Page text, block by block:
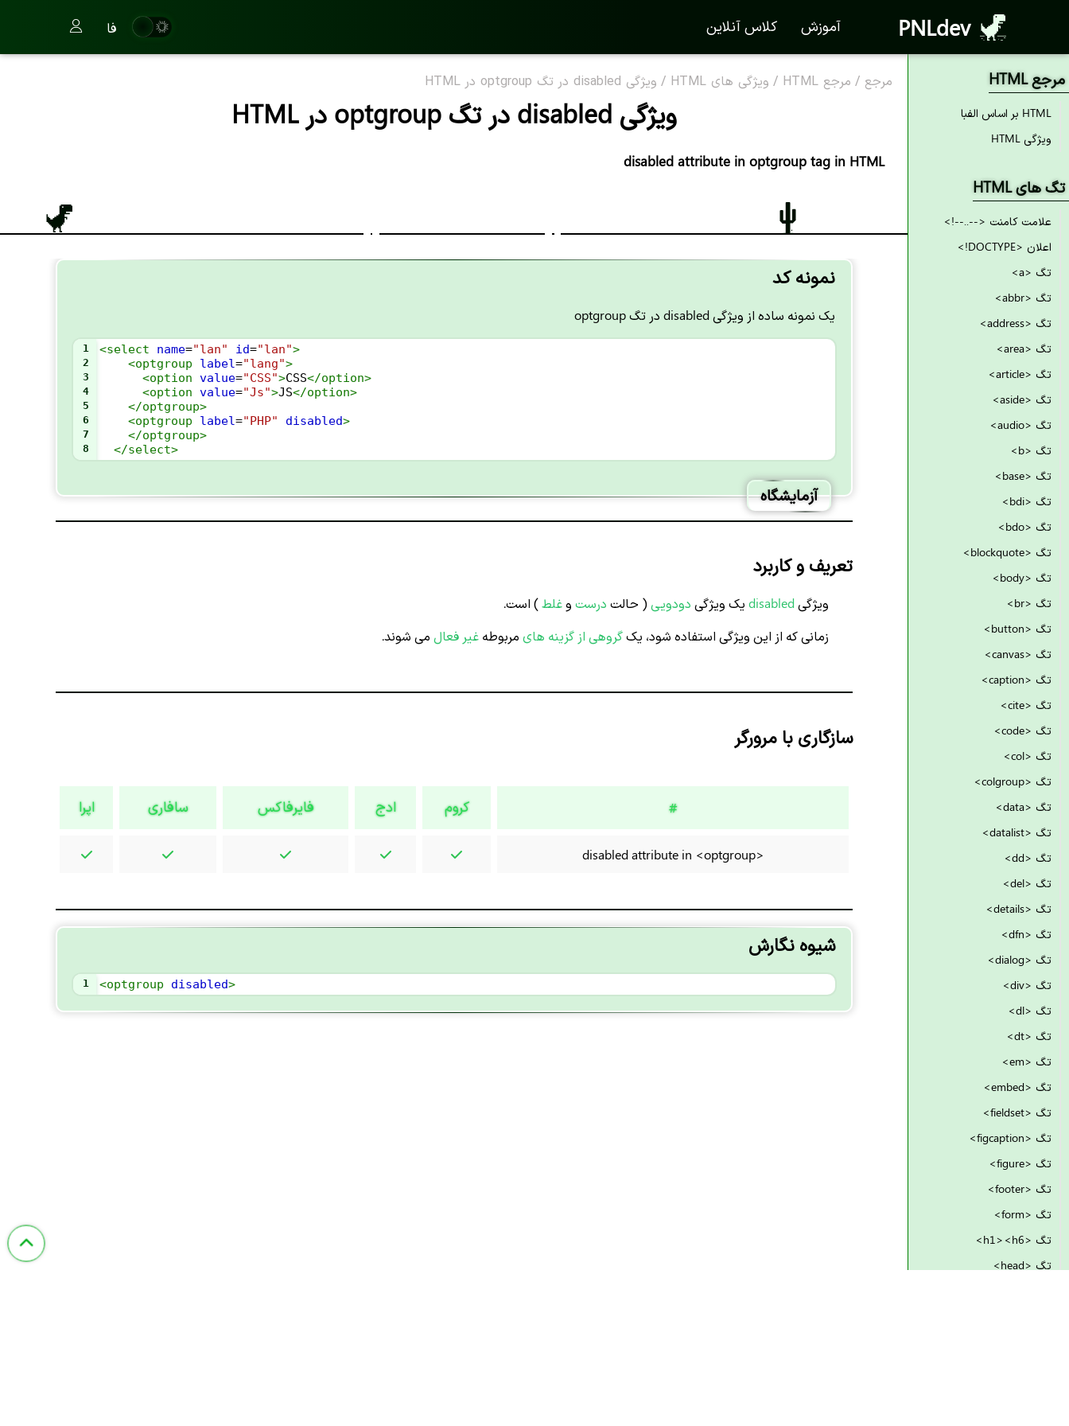
PNLdev آموزش کلاس آنلاین فا
مرجع / مرجع HTML / ویژگی های HTML / ویژگی disabled در تگ optgroup در HTML
ویژگی disabled در تگ optgroup در HTML
disabled attribute in optgroup tag in HTML
نمونه کد
یک نمونه ساده از ویژگی disabled در تگ optgroup
1 <select name="lan" id="lan">
2 <optgroup label="lang">
3 <option value="CSS">CSS</option>
4 <option value="Js">JS</option>
5 </optgroup>
6 <optgroup label="PHP" disabled>
7 </optgroup>
8 </select>
آزمایشگاه
تعریف و کاربرد
ویژگیdisabledیک ویژگی دودویی( حالت درستوغلط) است.
زمانی که از این ویژگی استفاده شود، یکگروهی از گزینه هایمربوطه غیر فعالمی شوند.
سازگاری با مرورگر
# کروم ادج فایرفاکس سافاری اپرا
disabled attribute in <optgroup>
شیوه نگارش
1 <optgroup disabled>
مرجع HTML
HTML بر اساس الفبا
ویژگی HTML
تگ های HTML
علامت کامنت <--..--!>
اعلان <DOCTYPE!>
تگ <a>
تگ <abbr>
تگ <address>
تگ <area>
تگ <article>
تگ <aside>
تگ <audio>
تگ <b>
تگ <base>
تگ <bdi>
تگ <bdo>
تگ <blockquote>
تگ <body>
تگ <br>
تگ <button>
تگ <canvas>
تگ <caption>
تگ <cite>
تگ <code>
تگ <col>
تگ <colgroup>
تگ <data>
تگ <datalist>
تگ <dd>
تگ <del>
تگ <details>
تگ <dfn>
تگ <dialog>
تگ <div>
تگ <dl>
تگ <dt>
تگ <em>
تگ <embed>
تگ <fieldset>
تگ <figcaption>
تگ <figure>
تگ <footer>
تگ <form>
تگ <h1><h6>
تگ <head>